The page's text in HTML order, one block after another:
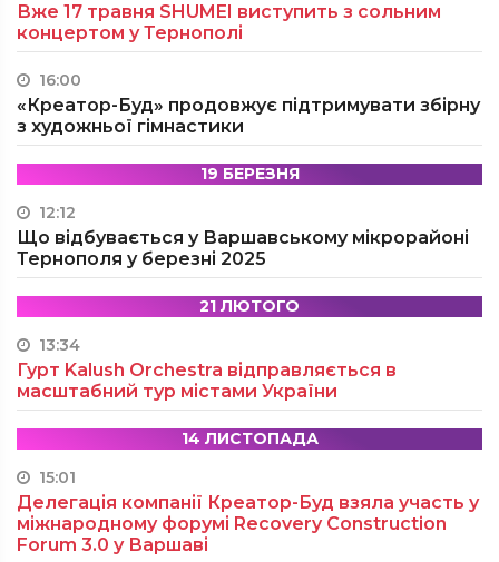
Вже 17 травня SHUMEI виступить з сольним
концертом у Тернополі
16:00
«Креатор-Буд» продовжує підтримувати збірну
з художньої гімнастики
19 БЕРЕЗНЯ
12:12
Що відбувається у Варшавському мікрорайоні
Тернополя у березні 2025
21 ЛЮТОГО
13:34
Гурт Kalush Orchestra відправляється в
масштабний тур містами України
14 ЛИСТОПАДА
15:01
Делегація компанії Креатор-Буд взяла участь у
міжнародному форумі Recovery Construction
Forum 3.0 у Варшаві